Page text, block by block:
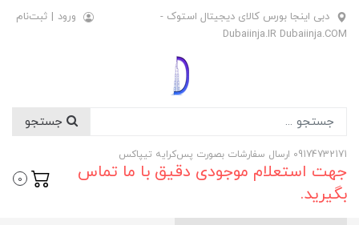
دبی اینجا بورس کالای دیجیتال استوک -
Dubaiinja.IR Dubaiinja.COM
ورود | ثبت‌نام
09174732171 ارسال سفارشات بصورت پس‌کرایه تیپاکس
جهت استعلام موجودی دقیق با ما تماس
بگیرید.
0